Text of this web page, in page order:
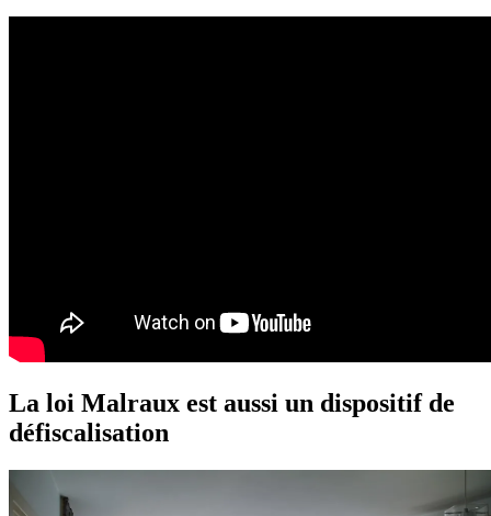
La loi Malraux est aussi un dispositif de
défiscalisation